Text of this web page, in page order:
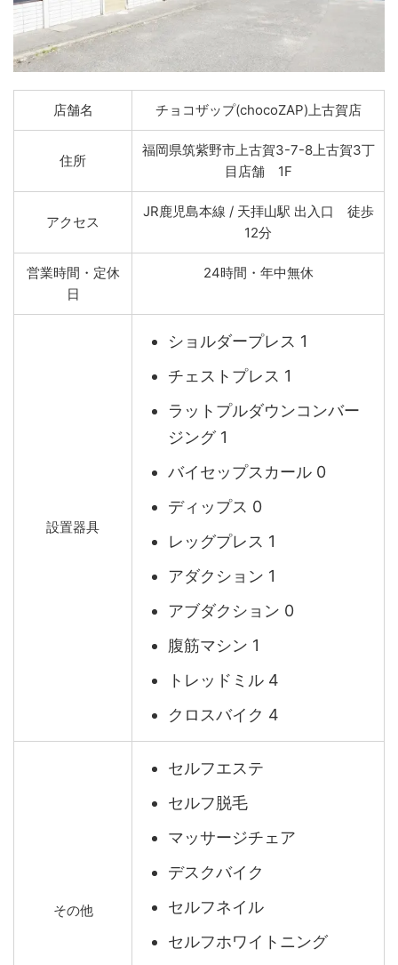
店舗名 チョコザップ(chocoZAP)上古賀店
住所
福岡県筑紫野市上古賀3-7-8上古賀3丁
目店舗 1F
アクセス
JR鹿児島本線 / 天拝山駅 出入口 徒歩
12分
営業時間・定休
日
24時間・年中無休
設置器具
ショルダープレス 1
チェストプレス 1
ラットプルダウンコンバー
ジング 1
バイセップスカール 0
ディップス 0
レッグプレス 1
アダクション 1
アブダクション 0
腹筋マシン 1
トレッドミル 4
クロスバイク 4
その他
セルフエステ
セルフ脱毛
マッサージチェア
デスクバイク
セルフネイル
セルフホワイトニング